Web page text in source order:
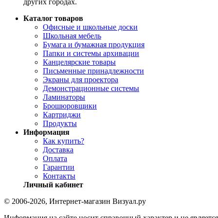
Каталог товаров
Офисные и школьные доски
Школьная мебель
Бумага и бумажная продукция
Папки и системы архивации
Канцелярские товары
Письменные принадлежности
Экраны для проектора
Демонстрационные системы
Ламинаторы
Брошюровщики
Картриджи
Продукты
Информация
Как купить?
Доставка
Оплата
Гарантии
Контакты
Личный кабинет
© 2006-2026, Интернет-магазин Визуал.ру